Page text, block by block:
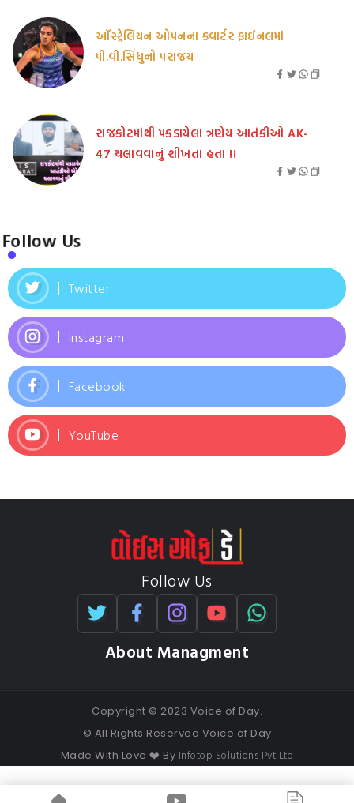
ઑસ્ટ્રેલિયન ઓપનના ક્વાર્ટર ફાઈનલમાં
પી.વી.સિંધુનો પરાજય
રાજકોટમાંથી પકડાયેલા ત્રણેય આતંકીઓ AK-
47 ચલાવવાનું શીખતા હતા !!
Follow Us
Twitter
Instagram
Facebook
YouTube
Follow Us
About Managment
Copyright © 2023 Voice of Day.
© All Rights Reserved Voice of Day
Made With Love ❤️ By Infotop Solutions Pvt Ltd